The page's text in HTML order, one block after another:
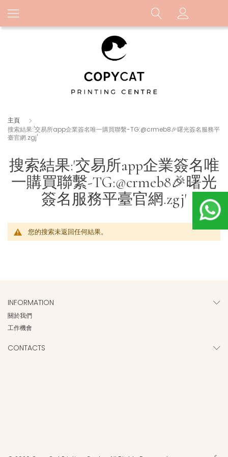
主頁
搜索結果:'交易所app企業簽名唯一購買聯繫-TG:@crmeb8🎉曙光簽名服務平
臺官網.zgj'
搜索結果:'交易所app企業簽名唯
一購買聯繫-TG:@crmeb8🎉曙光
簽名服務平臺官網.zgj'
您的搜索未返回任何結果。
INFORMATION
關於我們
工作機會
CONTACTS